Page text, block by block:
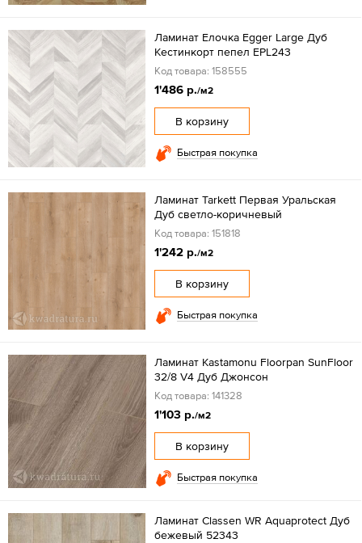
Ламинат Елочка Egger Large Дуб
Кестинкорт пепел EPL243
Код товара: 158555
1'486 р./м2
В корзину
Быстрая покупка
Ламинат Tarkett Первая Уральская
Дуб светло-коричневый
Код товара: 151818
1'242 р./м2
В корзину
Быстрая покупка
Ламинат Kastamonu Floorpan SunFloor
32/8 V4 Дуб Джонсон
Код товара: 141328
1'103 р./м2
В корзину
Быстрая покупка
Ламинат Classen WR Aquaprotect Дуб
бежевый 52343